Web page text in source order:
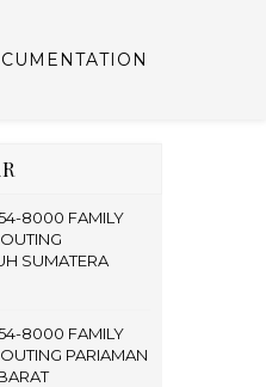
8000 FAMILY
SUMATERA
8000 FAMILY
PARIAMAN